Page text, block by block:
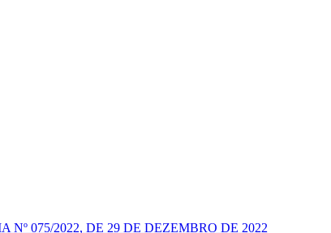
Nº 075/2022, DE 29 DE DEZEMBRO DE 2022